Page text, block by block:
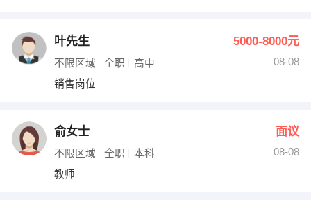
叶先生 5000-8000元
不限区域 全职 高中
08-08
销售岗位
俞女士 面议
不限区域 全职 本科
08-08
教师